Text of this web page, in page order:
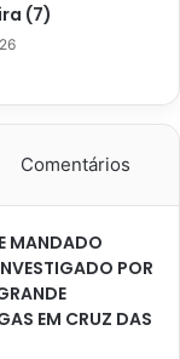
(7)
Comentários
MANDADO
POR
EM CRUZ DAS